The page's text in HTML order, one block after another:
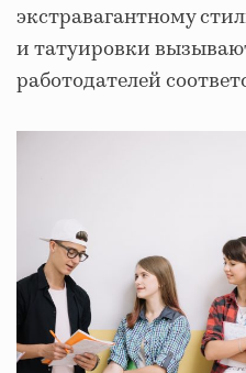
экстравагантному
и татуировки
работодателей